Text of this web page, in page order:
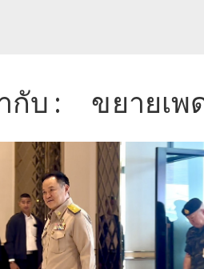
กับ : ขยายเพ